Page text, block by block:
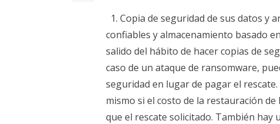
1. Copia de seguridad de sus datos y
confiables y almacenamiento basado
salido del hábito de hacer copias de
caso de un ataque de ransomware,
seguridad en lugar de pagar el
mismo si el costo de la restauración
que el rescate solicitado. También hay